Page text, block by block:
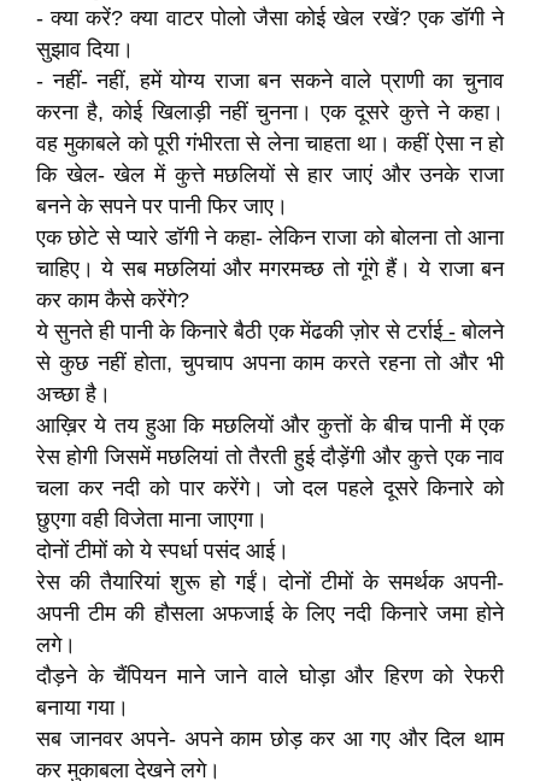
- क्या करें? क्या वाटर पोलो जैसा कोई खेल रखें? एक डॉगी ने
सुझाव दिया।
- नहीं- नहीं, हमें योग्य राजा बन सकने वाले प्राणी का चुनाव
करना है, कोई खिलाड़ी नहीं चुनना। एक दूसरे कुत्ते ने कहा।
वह मुकाबले को पूरी गंभीरता से लेना चाहता था। कहीं ऐसा न हो
कि खेल- खेल में कुत्ते मछलियों से हार जाएं और उनके राजा
बनने के सपने पर पानी फिर जाए।
एक छोटे से प्यारे डॉगी ने कहा- लेकिन राजा को बोलना तो आना
चाहिए। ये सब मछलियां और मगरमच्छ तो गूंगे हैं। ये राजा बन
कर काम कैसे करेंगे?
ये सुनते ही पानी के किनारे बैठी एक मेंढकी ज़ोर से टर्राई-बोलने
से कुछ नहीं होता, चुपचाप अपना काम करते रहना तो और भी
अच्छा है।
आख़िर ये तय हुआ कि मछलियों और कुत्तों के बीच पानी में एक
रेस होगी जिसमें मछलियां तो तैरती हुई दौड़ेंगी और कुत्ते एक नाव
चला कर नदी को पार करेंगे। जो दल पहले दूसरे किनारे को
छुएगा वही विजेता माना जाएगा।
दोनों टीमों को ये स्पर्धा पसंद आई।
रेस की तैयारियां शुरू हो गईं। दोनों टीमों के समर्थक अपनी-
अपनी टीम की हौसला अफजाई के लिए नदी किनारे जमा होने
लगे।
दौड़ने के चैंपियन माने जाने वाले घोड़ा और हिरण को रेफरी
बनाया गया।
सब जानवर अपने- अपने काम छोड़ कर आ गए और दिल थाम
कर मुकाबला देखने लगे।